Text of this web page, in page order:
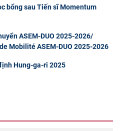
bổng sau Tiến sĩ Momentum
ASEM-DUO 2025-2026/
Mobilité ASEM-DUO 2025-2026
Hung-ga-ri 2025